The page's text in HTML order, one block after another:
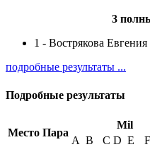
3
1 - Вострякова
подробные результаты ...
Подробные результаты
Место Пара
Mil
A B C D E F